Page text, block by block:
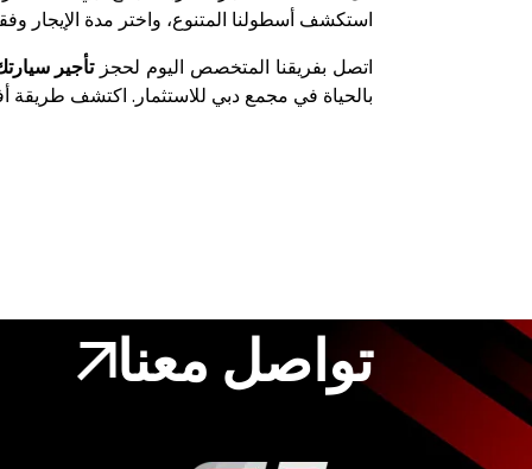
استكشف أسطولنا المتنوع، واختر مدة الإيجار
اتصل بفريقنا المتخصص اليوم لحجزتأجير
بالحياة في مجمع دبي للاستثمار. اكتشف
تواصل معنا